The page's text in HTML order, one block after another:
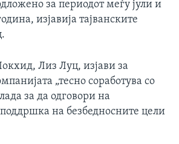
за периодот меѓу јули и
изјавија тајванските
Лиз Луц, изјави за
„тесно соработува со
за да одговори на
на безбедносните цели